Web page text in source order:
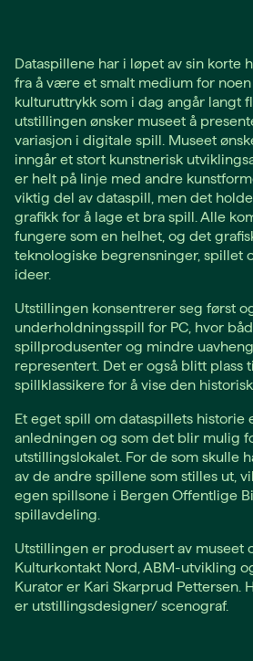
Dataspillene har i løpet av sin korte
fra å være et smalt medium for
kulturuttrykk som i dag angår langt
utstillingen ønsker museet å
variasjon i digitale spill. Museet
inngår et stort kunstnerisk
er helt på linje med andre
viktig del av dataspill, men det
grafikk for å lage et bra spill. Alle
fungere som en helhet, og det
teknologiske begrensninger, spillet
ideer.
Utstillingen konsentrerer seg først
underholdningsspill for PC, hvor
spillprodusenter og mindre
representert. Det er også blitt plass
spillklassikere for å vise den
Et eget spill om dataspillets historie
anledningen og som det blir mulig
utstillingslokalet. For de som skulle
av de andre spillene som stilles ut,
egen spillsone i Bergen Offentlige
spillavdeling.
Utstillingen er produsert av museet
Kulturkontakt Nord, ABM-utvikling
Kurator er Kari Skarprud Pettersen.
er utstillingsdesigner/ scenograf.